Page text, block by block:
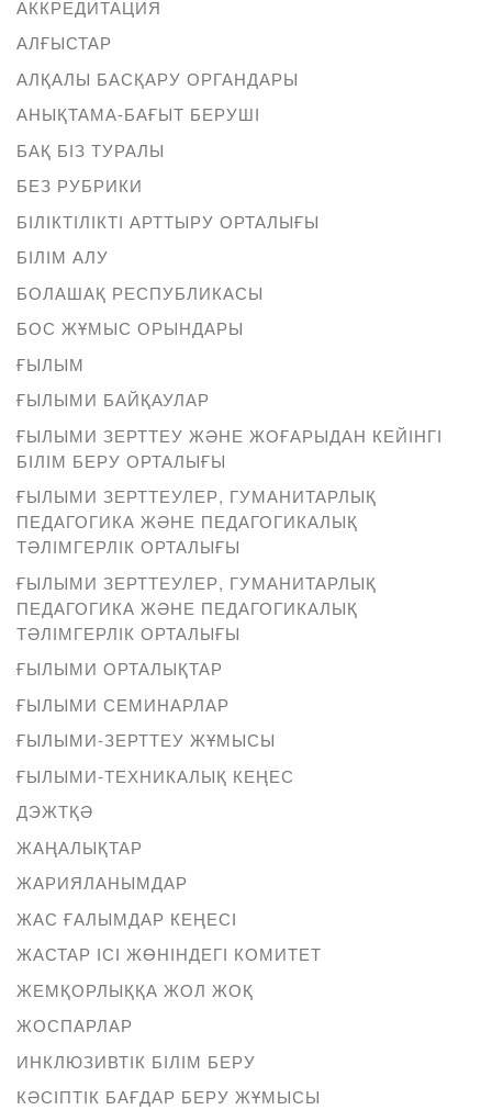
АККРЕДИТАЦИЯ
АЛҒЫСТАР
АЛҚАЛЫ БАСҚАРУ ОРГАНДАРЫ
АНЫҚТАМА-БАҒЫТ БЕРУШІ
БАҚ БІЗ ТУРАЛЫ
БЕЗ РУБРИКИ
БІЛІКТІЛІКТІ АРТТЫРУ ОРТАЛЫҒЫ
БІЛІМ АЛУ
БОЛАШАҚ РЕСПУБЛИКАСЫ
БОС ЖҰМЫС ОРЫНДАРЫ
ҒЫЛЫМ
ҒЫЛЫМИ БАЙҚАУЛАР
ҒЫЛЫМИ ЗЕРТТЕУ ЖӘНЕ ЖОҒАРЫДАН КЕЙІНГІ
БІЛІМ БЕРУ ОРТАЛЫҒЫ
ҒЫЛЫМИ ЗЕРТТЕУЛЕР, ГУМАНИТАРЛЫҚ
ПЕДАГОГИКА ЖӘНЕ ПЕДАГОГИКАЛЫҚ
ТӘЛІМГЕРЛІК ОРТАЛЫҒЫ
ҒЫЛЫМИ ЗЕРТТЕУЛЕР, ГУМАНИТАРЛЫҚ
ПЕДАГОГИКА ЖӘНЕ ПЕДАГОГИКАЛЫҚ
ТӘЛІМГЕРЛІК ОРТАЛЫҒЫ
ҒЫЛЫМИ ОРТАЛЫҚТАР
ҒЫЛЫМИ СЕМИНАРЛАР
ҒЫЛЫМИ-ЗЕРТТЕУ ЖҰМЫСЫ
ҒЫЛЫМИ-ТЕХНИКАЛЫҚ КЕҢЕС
ДЭЖТҚӘ
ЖАҢАЛЫҚТАР
ЖАРИЯЛАНЫМДАР
ЖАС ҒАЛЫМДАР КЕҢЕСІ
ЖАСТАР ІСІ ЖӨНІНДЕГІ КОМИТЕТ
ЖЕМҚОРЛЫҚҚА ЖОЛ ЖОҚ
ЖОСПАРЛАР
ИНКЛЮЗИВТІК БІЛІМ БЕРУ
КӘСІПТІК БАҒДАР БЕРУ ЖҰМЫСЫ